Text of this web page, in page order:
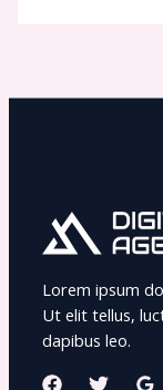
Lorem ipsum
Ut elit tellus,
dapibus leo.